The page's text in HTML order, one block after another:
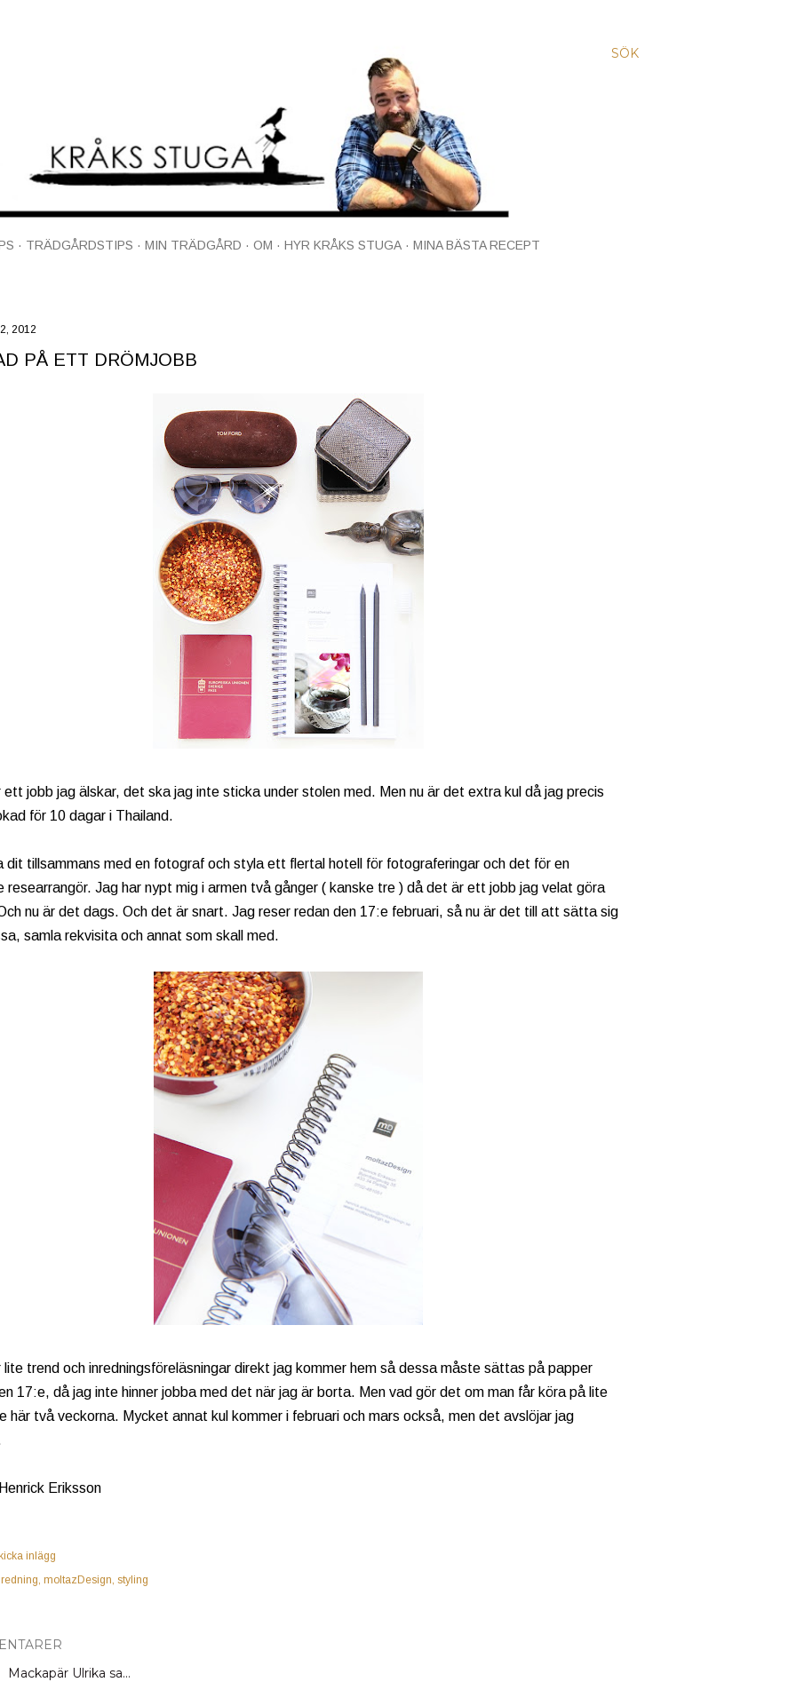
SÖK
TRÄDGÅRDSTIPS MIN TRÄDGÅRD OM HYR KRÅKS STUGA MINA BÄSTA RECEPT
2012
PÅ ETT DRÖMJOBB
ett jobb jag älskar, det ska jag inte sticka under stolen med. Men nu är det extra kul då jag precis
för 10 dagar i Thailand.
dit tillsammans med en fotograf och styla ett flertal hotell för fotograferingar och det för en
researrangör. Jag har nypt mig i armen två gånger ( kanske tre ) då det är ett jobb jag velat göra
nu är det dags. Och det är snart. Jag reser redan den 17:e februari, så nu är det till att sätta sig
samla rekvisita och annat som skall med.
lite trend och inredningsföreläsningar direkt jag kommer hem så dessa måste sättas på papper
17:e, då jag inte hinner jobba med det när jag är borta. Men vad gör det om man får köra på lite
här två veckorna. Mycket annat kul kommer i februari och mars också, men det avslöjar jag
Eriksson
inlägg
moltazDesign styling
Mackapär Ulrika sa…